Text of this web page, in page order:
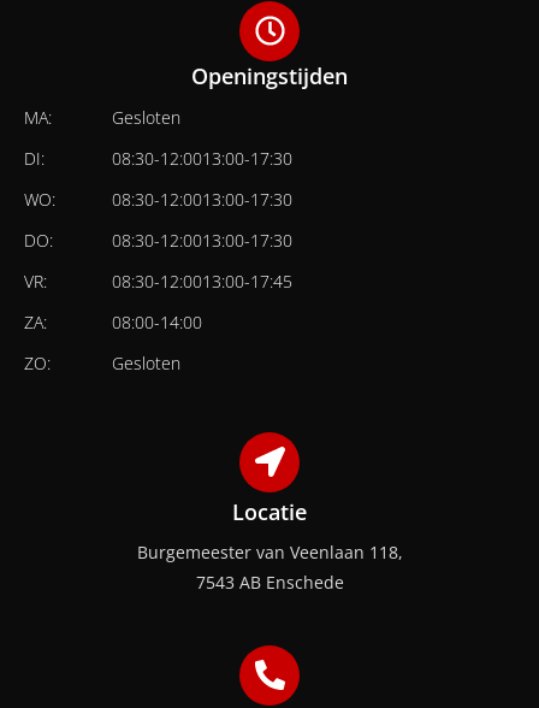
Openingstijden
MA:
DI:
WO:
DO:
VR:
ZA:
ZO:
Gesloten
08:30-12:0013:00-17:30
08:30-12:0013:00-17:30
08:30-12:0013:00-17:30
08:30-12:0013:00-17:45
08:00-14:00
Gesloten
Locatie
Burgemeester van Veenlaan 118,
7543 AB Enschede